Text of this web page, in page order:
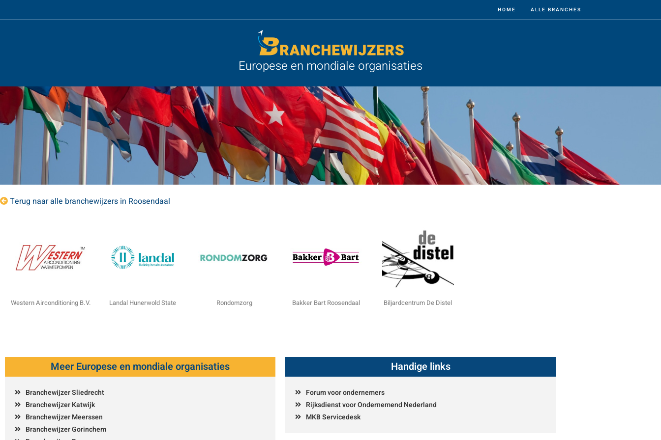
HOME ALLE BRANCHES
Europese en mondiale organisaties
Terug naar alle branchewijzers in Roosendaal
Western Airconditioning B.V. Landal Hunerwold State Rondomzorg Bakker Bart Roosendaal Biljardcentrum De Distel
Meer Europese en mondiale organisaties
Branchewijzer Sliedrecht
Branchewijzer Katwijk
Branchewijzer Meerssen
Branchewijzer Gorinchem
Handige links
Forum voor ondernemers
Rijksdienst voor Ondernemend Nederland
MKB Servicedesk